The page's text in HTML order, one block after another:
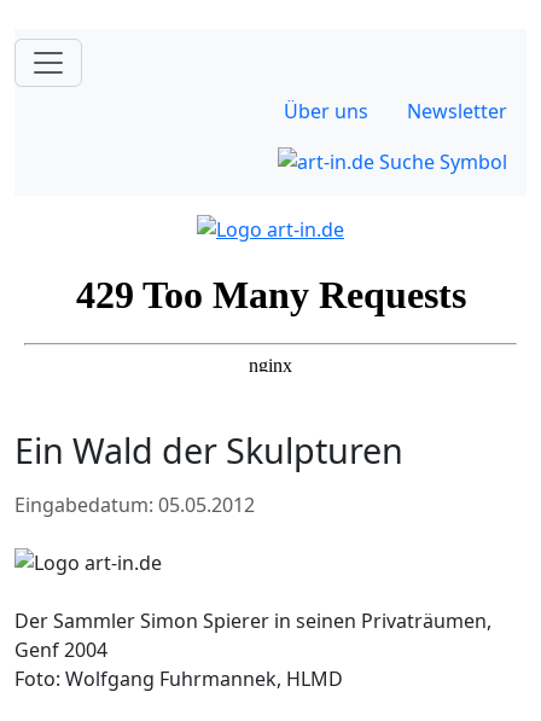
Über uns Newsletter
Ein Wald der Skulpturen
Eingabedatum: 05.05.2012
Der Sammler Simon Spierer in seinen Privaträumen,
Genf 2004
Foto: Wolfgang Fuhrmannek, HLMD